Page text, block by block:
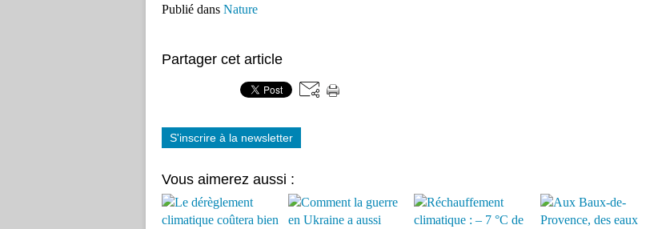
Publié dans Nature
Partager cet article
S'inscrire à la newsletter
Vous aimerez aussi :